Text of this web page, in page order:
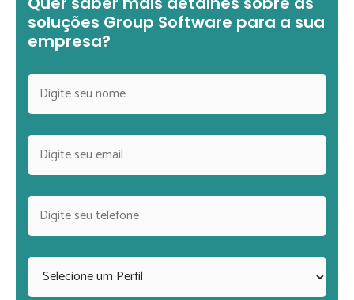
soluções Group Software para a sua
empresa?